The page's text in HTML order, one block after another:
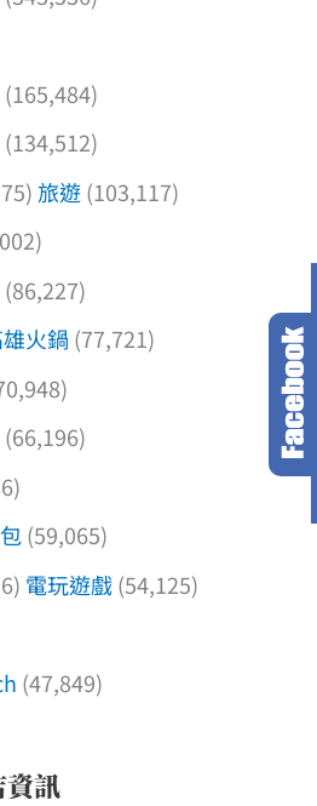
(165,484)
(134,512)
旅遊(103,117)
(86,227)
火鍋 (77,721)
(66,196)
(59,065)
電玩遊戲(54,125)
(47,849)
訊